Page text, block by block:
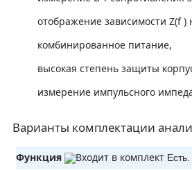
отображение зависимости Z(f )
комбинированное питание,
высокая степень защиты
измерение импульсного
Варианты комплектации
Функция Есть.